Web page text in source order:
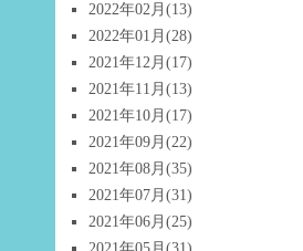
2022年02月 (13)
2022年01月 (28)
2021年12月 (17)
2021年11月 (13)
2021年10月 (17)
2021年09月 (22)
2021年08月 (35)
2021年07月 (31)
2021年06月 (25)